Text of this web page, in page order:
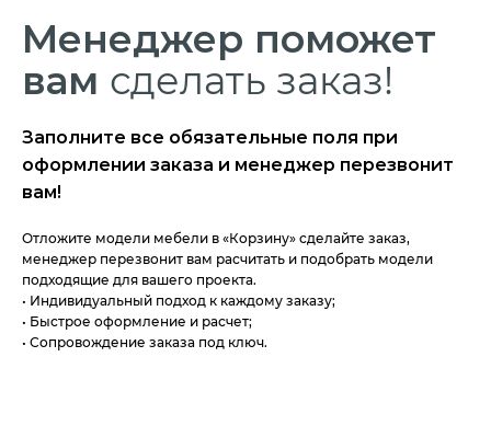
Менеджер поможет
вам сделать заказ!
Заполните все обязательные поля при
оформлении заказа и менеджер перезвонит
вам!
Отложите модели мебели в «Корзину» сделайте заказ,
менеджер перезвонит вам расчитать и подобрать модели
подходящие для вашего проекта.
• Индивидуальный подход к каждому заказу;
• Быстрое оформление и расчет;
• Сопровождение заказа под ключ.